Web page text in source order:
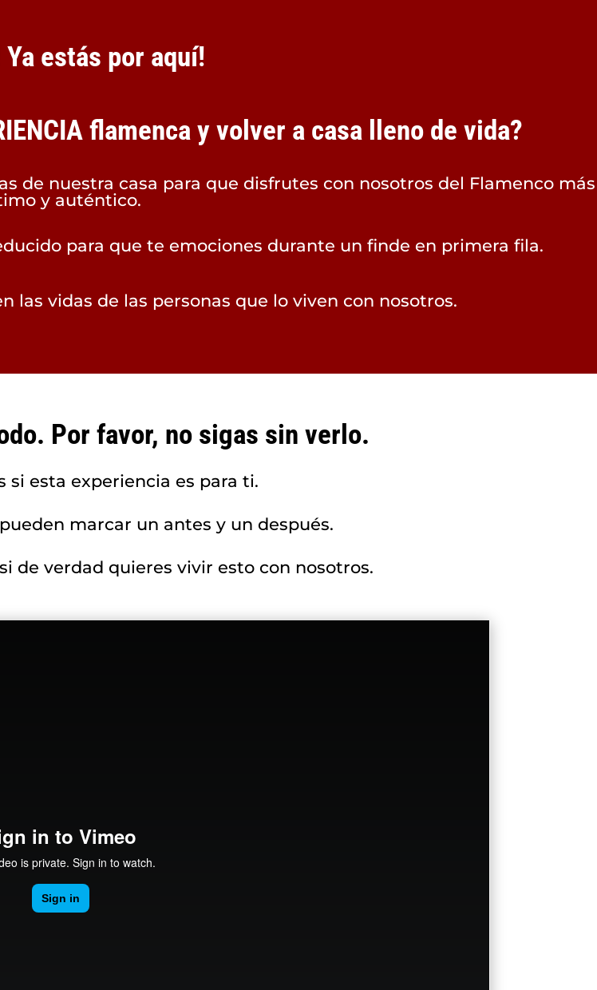
Ya estás por aquí!
flamenca y volver a casa lleno de vida?
de nuestra casa para que disfrutes con nosotros del Flamenco más
y auténtico.
para que te emociones durante un finde en primera fila.
las vidas de las personas que lo viven con nosotros.
Por favor, no sigas sin verlo.
si esta experiencia es para ti.
marcar un antes y un después.
de verdad quieres vivir esto con nosotros.